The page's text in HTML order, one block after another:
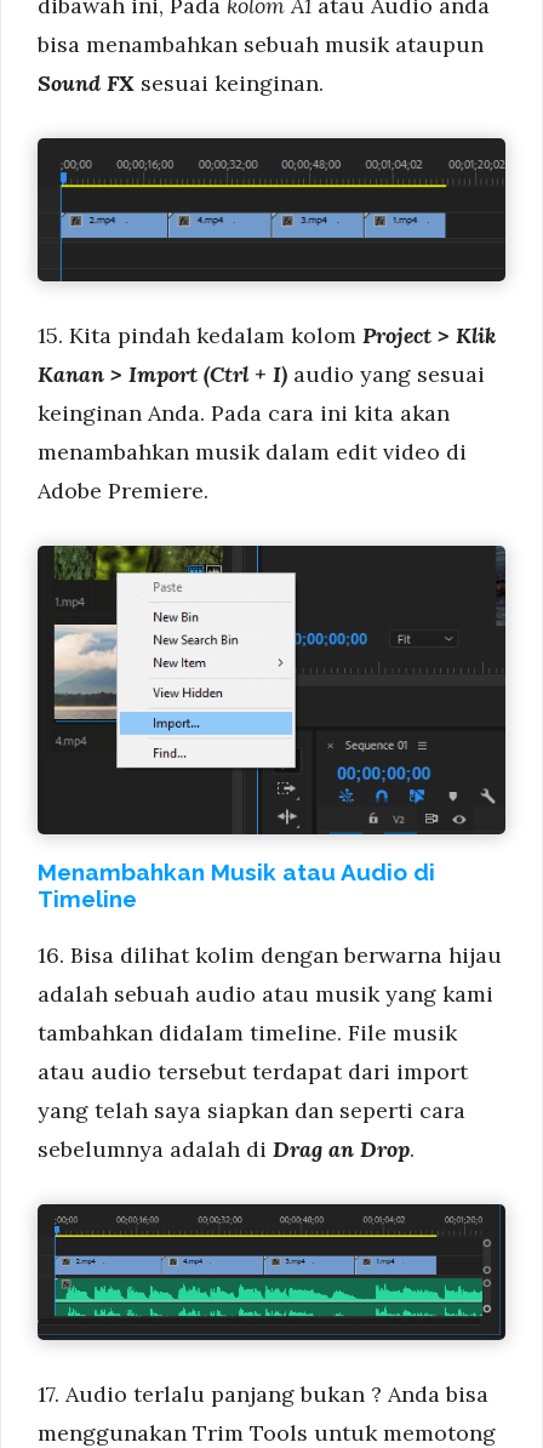
dibawah ini, Pada kolom A1 atau Audio anda
bisa menambahkan sebuah musik ataupun
Sound FX sesuai keinginan.
15. Kita pindah kedalam kolom Project > Klik
Kanan > Import (Ctrl + I) audio yang sesuai
keinginan Anda. Pada cara ini kita akan
menambahkan musik dalam edit video di
Adobe Premiere.
Menambahkan Musik atau Audio di
Timeline
16. Bisa dilihat kolim dengan berwarna hijau
adalah sebuah audio atau musik yang kami
tambahkan didalam timeline. File musik
atau audio tersebut terdapat dari import
yang telah saya siapkan dan seperti cara
sebelumnya adalah di Drag an Drop.
17. Audio terlalu panjang bukan ? Anda bisa
menggunakan Trim Tools untuk memotong